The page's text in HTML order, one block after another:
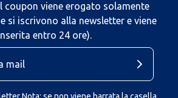
coupon viene erogato solamente
si iscrivono alla newsletter e viene
entro 24 ore).